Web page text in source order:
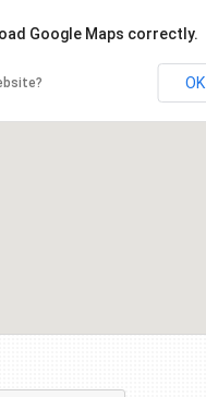
Google Maps correctly.
OK